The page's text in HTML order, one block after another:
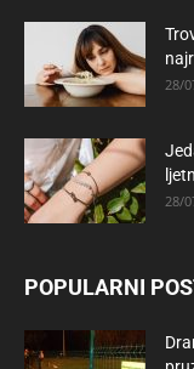
28/
28/
POPULARNI